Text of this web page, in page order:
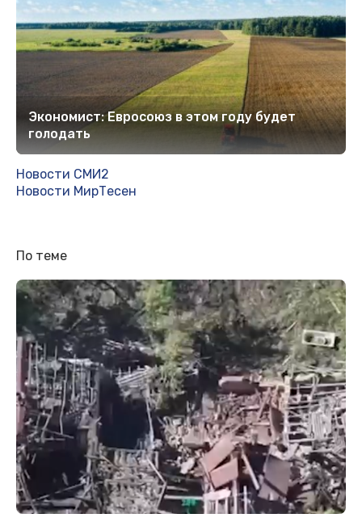
Экономист: Евросоюз в этом году будет
голодать
Новости СМИ2
Новости МирТесен
По теме